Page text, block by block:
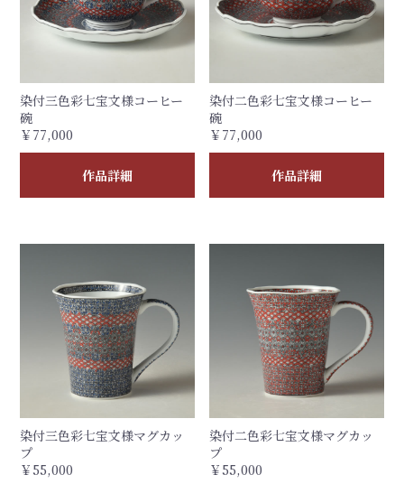
染付三色彩七宝文様コーヒー
碗
￥77,000
作品詳細
染付二色彩七宝文様コーヒー
碗
￥77,000
作品詳細
染付三色彩七宝文様マグカッ
プ
￥55,000
染付二色彩七宝文様マグカッ
プ
￥55,000